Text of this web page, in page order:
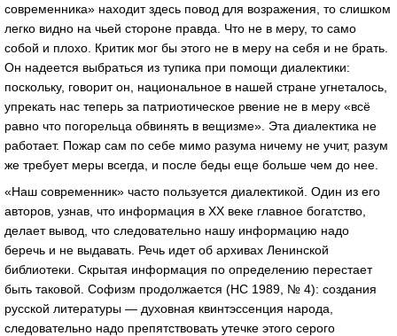
современника» находит здесь повод для возражения, то слишком
легко видно на чьей стороне правда. Что не в меру, то само
собой и плохо. Критик мог бы этого не в меру на себя и не брать.
Он надеется выбраться из тупика при помощи диалектики:
поскольку, говорит он, национальное в нашей стране угнеталось,
упрекать нас теперь за патриотическое рвение не в меру «всё
равно что погорельца обвинять в вещизме». Эта диалектика не
работает. Пожар сам по себе мимо разума ничему не учит, разум
же требует меры всегда, и после беды еще больше чем до нее.
«Наш современник» часто пользуется диалектикой. Один из его
авторов, узнав, что информация в XX веке главное богатство,
делает вывод, что следовательно нашу информацию надо
беречь и не выдавать. Речь идет об архивах Ленинской
библиотеки. Скрытая информация по определению перестает
быть таковой. Софизм продолжается (НС 1989, № 4): создания
русской литературы — духовная квинтэссенция народа,
следовательно надо препятствовать утечке этого серого